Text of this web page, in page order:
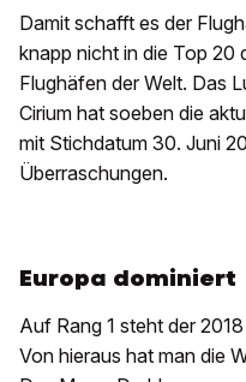
Damit schafft es der
knapp nicht in die Top 20
Flughäfen der Welt. Das
Cirium hat soeben die
mit Stichdatum 30. Juni
Überraschungen.
Europa dominiert
Auf Rang 1 steht der
Von hieraus hat man die